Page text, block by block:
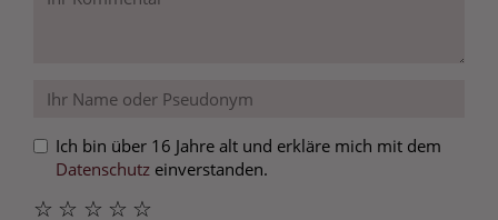
Ich bin über 16 Jahre alt und erkläre mich mit dem
Datenschutz einverstanden.
☆
☆
☆
☆
☆